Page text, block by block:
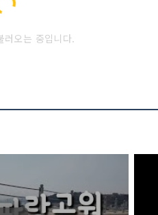
Loading...
러오는 중입니다.